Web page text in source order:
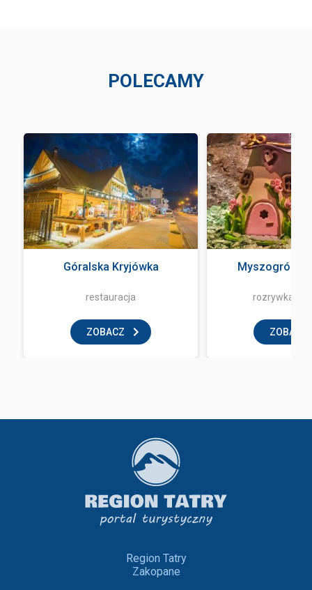
POLECAMY
Góralska Kryjówka
restauracja
ZOBACZ
Myszogród
rozrywka i
ZOBACZ
Region Tatry
Zakopane